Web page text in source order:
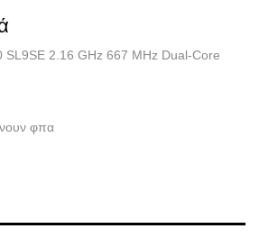
SL9SE 2.16 GHz 667 MHz Dual-Core
φπα